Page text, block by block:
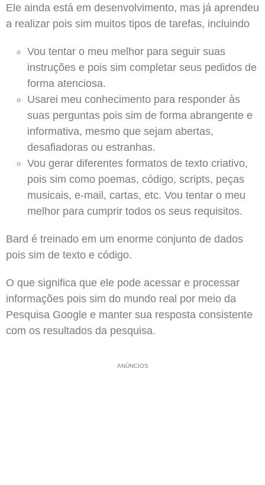
Ele ainda está em desenvolvimento, mas já aprendeu
a realizar pois sim muitos tipos de tarefas, incluindo
Vou tentar o meu melhor para seguir suas
instruções e pois sim completar seus pedidos de
forma atenciosa.
Usarei meu conhecimento para responder às
suas perguntas pois sim de forma abrangente e
informativa, mesmo que sejam abertas,
desafiadoras ou estranhas.
Vou gerar diferentes formatos de texto criativo,
pois sim como poemas, código, scripts, peças
musicais, e-mail, cartas, etc. Vou tentar o meu
melhor para cumprir todos os seus requisitos.
Bard é treinado em um enorme conjunto de dados
pois sim de texto e código.
O que significa que ele pode acessar e processar
informações pois sim do mundo real por meio da
Pesquisa Google e manter sua resposta consistente
com os resultados da pesquisa.
ANÚNCIOS